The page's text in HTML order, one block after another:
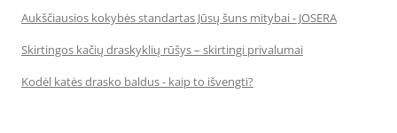
Aukščiausios kokybės standartas Jūsų šuns mitybai - JOSERA
Skirtingos kačių draskyklių rūšys – skirtingi privalumai
Kodėl katės drasko baldus - kaip to išvengti?